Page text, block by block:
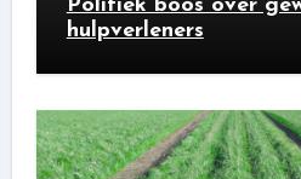
Politiek boos over
hulpverleners